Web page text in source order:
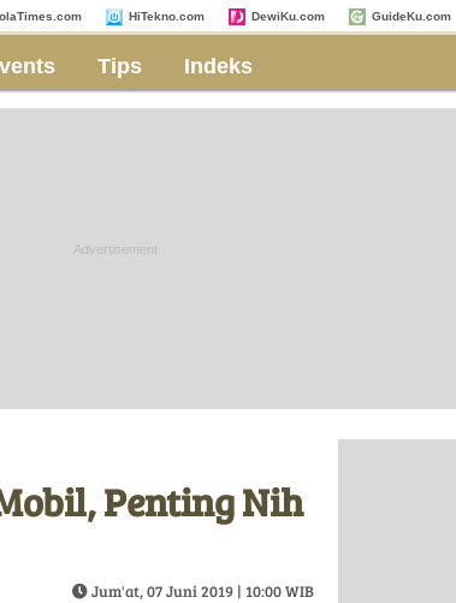
HiTekno.com DewiKu.com GuideKu.com
Tips Indeks
Penting Nih
Jum'at, 07 Juni 2019 | 10:00 WIB